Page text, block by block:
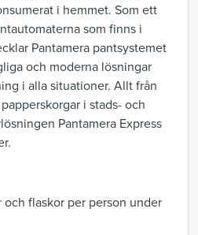
i hemmet. Som ett
som finns i
Pantamera pantsystemet
och moderna lösningar
i alla situationer. Allt från
i stads- och
Pantamera Express
flaskor per person under